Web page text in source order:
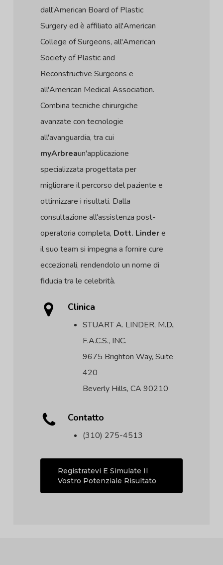
dall'American Board of Plastic
Surgery ed è affiliato all'American
College of Surgeons, all'American
Society of Plastic and
Reconstructive Surgeons e
all'American Medical Association.
Combina tecniche chirurgiche
avanzate con tecnologie
all'avanguardia, tra cui
myArbreaun'applicazione
specializzata progettata per
migliorare il percorso del paziente e
ottimizzare i risultati. Dalla
consultazione all'assistenza post-
operatoria completa, Dott. Lindere
il suo team si impegna a fornire cure
eccezionali, rendendolo un nome di
fiducia tra le celebrità.
Clinica
STUART A. LINDER, M.D.,
F.A.C.S., INC.
9675 Brighton Way, Suite
420
Beverly Hills, CA 90210
Contatto
(310) 275-4513
Registratevi E Simulate Il
Vostro Potenziale Risultato